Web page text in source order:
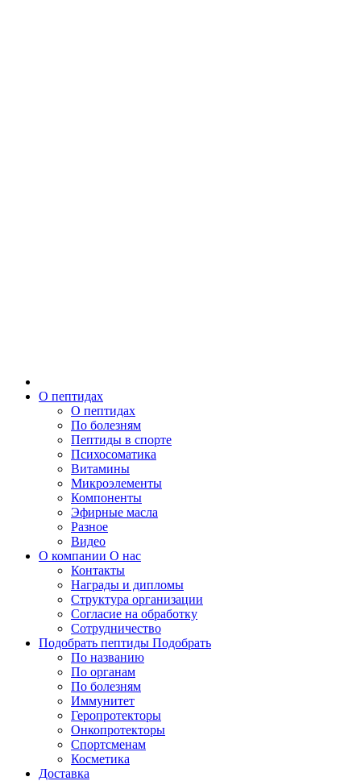
О пептидах
О пептидах
По болезням
Пептиды в спорте
Психосоматика
Витамины
Микроэлементы
Компоненты
Эфирные масла
Разное
Видео
О компании О нас
Контакты
Награды и дипломы
Структура организации
Согласие на обработку
Сотрудничество
Подобрать пептиды Подобрать
По названию
По органам
По болезням
Иммунитет
Геропротекторы
Онкопротекторы
Спортсменам
Косметика
Доставка